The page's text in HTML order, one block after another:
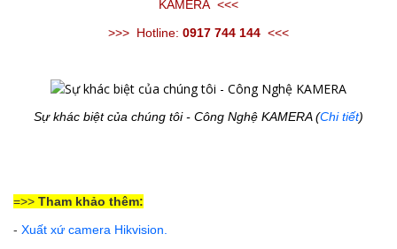
KAMERA <<<
>>> Hotline: 0917 744 144 <<<
Sự khác biệt của chúng tôi - Công Nghệ KAMERA (Chi tiết)
=>> Tham khảo thêm:
- Xuất xứ camera Hikvision.